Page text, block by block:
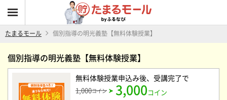
たまるモール 個別指導の明光義塾【無料体験授業】
個別指導の明光義塾【無料体験授業】
無料体験授業申込み後、受講完了で
1,000コイン 3,000コイン